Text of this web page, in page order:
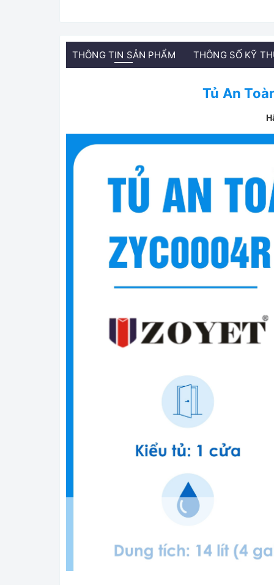
THÔNG TIN SẢN PHẨM THÔNG SỐ KỸ
Tủ An